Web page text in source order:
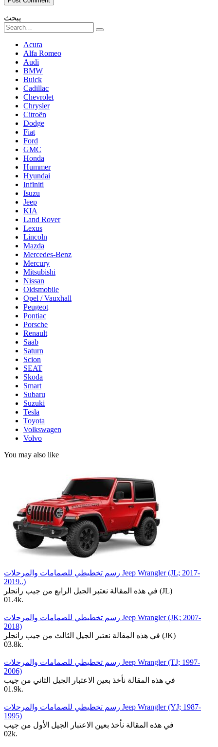
يبحث
Search
for:
Acura
Alfa Romeo
Audi
BMW
Buick
Cadillac
Chevrolet
Chrysler
Citroën
Dodge
Fiat
Ford
GMC
Honda
Hummer
Hyundai
Infiniti
Isuzu
Jeep
KIA
Land Rover
Lexus
Lincoln
Mazda
Mercedes-Benz
Mercury
Mitsubishi
Nissan
Oldsmobile
Opel / Vauxhall
Peugeot
Pontiac
Porsche
Renault
Saab
Saturn
Scion
SEAT
Skoda
Smart
Subaru
Suzuki
Tesla
Toyota
Volkswagen
Volvo
You may also like
رسم تخطيطي للصمامات والمرحلات Jeep Wrangler (JL; 2017-
2019..)
في هذه المقالة نعتبر الجيل الرابع من جيب رانجلر (JL)
01.4k.
رسم تخطيطي للصمامات والمرحلات Jeep Wrangler (JK; 2007-
2018)
في هذه المقالة نعتبر الجيل الثالث من جيب رانجلر (JK)
03.8k.
رسم تخطيطي للصمامات والمرحلات Jeep Wrangler (TJ; 1997-
2006)
في هذه المقالة نأخذ بعين الاعتبار الجيل الثاني من جيب
01.9k.
رسم تخطيطي للصمامات والمرحلات Jeep Wrangler (YJ; 1987-
1995)
في هذه المقالة نأخذ بعين الاعتبار الجيل الأول من جيب
02k.